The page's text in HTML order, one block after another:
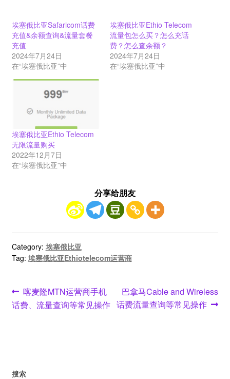
埃塞俄比亚Safaricom话费
充值&余额查询&流量套餐
充值
2024年7月24日
在“埃塞俄比亚”中
埃塞俄比亚Ethio Telecom
流量包怎么买？怎么充话
费？怎么查余额？
2024年7月24日
在“埃塞俄比亚”中
埃塞俄比亚Ethio Telecom
无限流量购买
2022年12月7日
在“埃塞俄比亚”中
分享给朋友
Category: 埃塞俄比亚
Tag: 埃塞俄比亚Ethiotelecom运营商
文
章
Previous
post:
喀麦隆MTN运营商手机
话费、流量查询等常见操作
Next
post:
巴拿马Cable and Wireless
话费流量查询等常见操作
搜索